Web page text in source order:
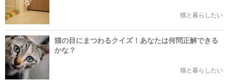
猫と暮らしたい
猫の目にまつわるクイズ！あなたは何問正解できる
かな？
猫と暮らしたい